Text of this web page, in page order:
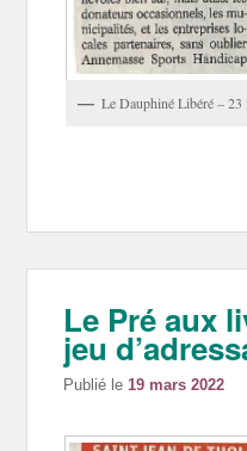
Le Dauphiné Libéré – 23
Le Pré aux
jeu
Publié le19 mars 2022